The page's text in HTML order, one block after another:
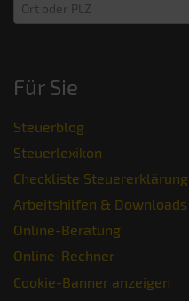
Für Sie
Steuerblog
Steuerlexikon
Checkliste Steuererklärung
Arbeitshilfen & Downloads
Online-Beratung
Online-Rechner
Cookie-Banner anzeigen